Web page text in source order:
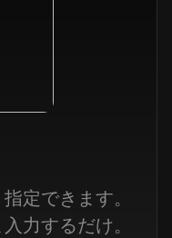
定できます。
力するだけ。